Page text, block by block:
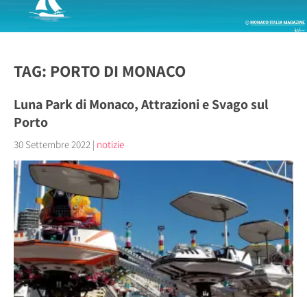
TAG: PORTO DI MONACO
Luna Park di Monaco, Attrazioni e Svago sul
Porto
30 Settembre 2022 | notizie